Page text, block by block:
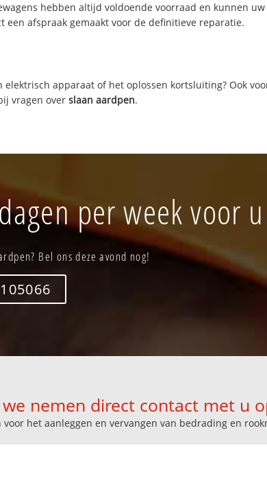
hebben altijd voldoende voorraad en kunnen
afspraak gemaakt voor de definitieve reparatie.
apparaat of het oplossen kortsluiting? Ook
vragen overslaan aardpen.
per week voor
Bel ons deze avond nog!
nemen direct contact met u
het aanleggen en vervangen van bedrading en